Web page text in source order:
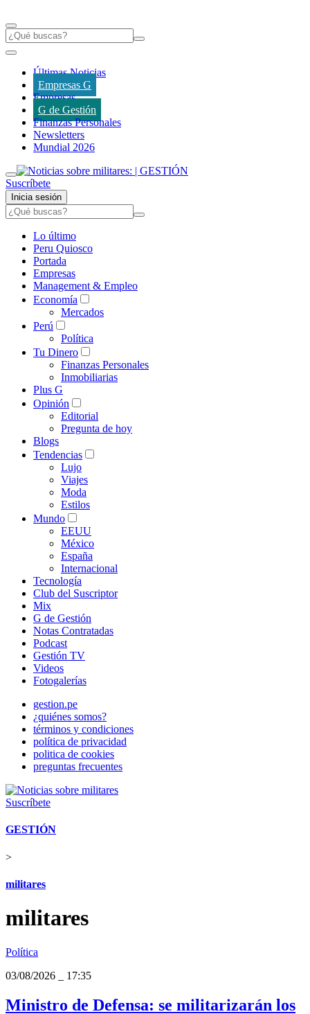
Últimas Noticias
Empresas G
Empresas
G de Gestión
Finanzas Personales
Newsletters
Mundial 2026
Suscríbete
Inicia sesión
Lo último
Peru Quiosco
Portada
Empresas
Management & Empleo
Economía
Mercados
Perú
Política
Tu Dinero
Finanzas Personales
Inmobiliarias
Plus G
Opinión
Editorial
Pregunta de hoy
Blogs
Tendencias
Lujo
Viajes
Moda
Estilos
Mundo
EEUU
México
España
Internacional
Tecnología
Club del Suscriptor
Mix
G de Gestión
Notas Contratadas
Podcast
Gestión TV
Videos
Fotogalerías
gestion.pe
¿quiénes somos?
términos y condiciones
política de privacidad
politica de cookies
preguntas frecuentes
Suscríbete
GESTIÓN
>
militares
militares
Política
03/08/2026
17:35
Ministro de Defensa: se militarizarán los